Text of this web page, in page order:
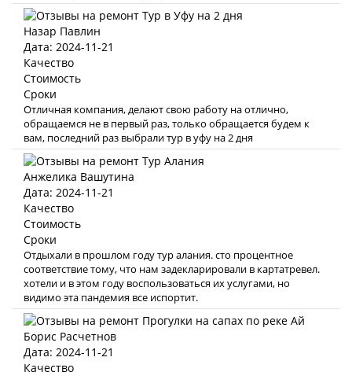
Назар Павлин
Дата: 2024-11-21
Качество
Стоимость
Сроки
Отличная компания, делают свою работу на отлично,
обращаемся не в первый раз, только обращается будем к
вам, последний раз выбрали тур в уфу на 2 дня
Анжелика Вашутина
Дата: 2024-11-21
Качество
Стоимость
Сроки
Отдыхали в прошлом году тур алания. сто процентное
соответствие тому, что нам задекларировали в картатревел.
хотели и в этом году воспользоваться их услугами, но
видимо эта пандемия все испортит.
Борис Расчетнов
Дата: 2024-11-21
Качество